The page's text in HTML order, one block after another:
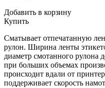
Добавить в корзину
Купить
Сматывает отпечатанную
рулон. Ширина ленты
диаметр смотанного
при больших объемах
происходит вдали от
поддерживает скорость